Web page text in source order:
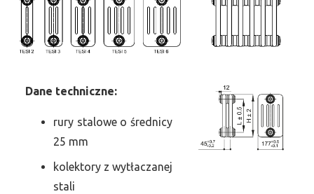
Dane techniczne:
rury stalowe o średnicy
25 mm
kolektory z wytłaczanej
stali